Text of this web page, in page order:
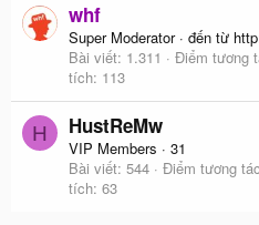
whf
Super Moderator · đến từ
Bài viết 1.311 Điểm tương
tích 113
H HustReMw
VIP Members · 31
Bài viết 544 Điểm tương tác
tích 63